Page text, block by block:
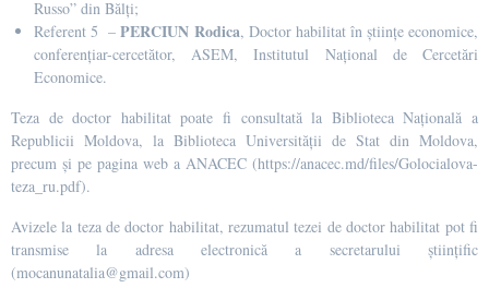
Russo” din Bălți;
Referent 5 –PERCIUN Rodica, Doctor habilitat în științe economice,
conferențiar-cercetător, ASEM, Institutul Național de Cercetări
Economice.
Teza de doctor habilitat poate fi consultată la Biblioteca Națională a
Republicii Moldova, la Biblioteca Universității de Stat din Moldova,
precum și pe pagina web a ANACEC (https://anacec.md/files/Golocialova-
teza_ru.pdf).
Avizele la teza de doctor habilitat, rezumatul tezei de doctor habilitat pot fi
transmise la adresa electronică a secretarului științific
(mocanunatalia@gmail.com)